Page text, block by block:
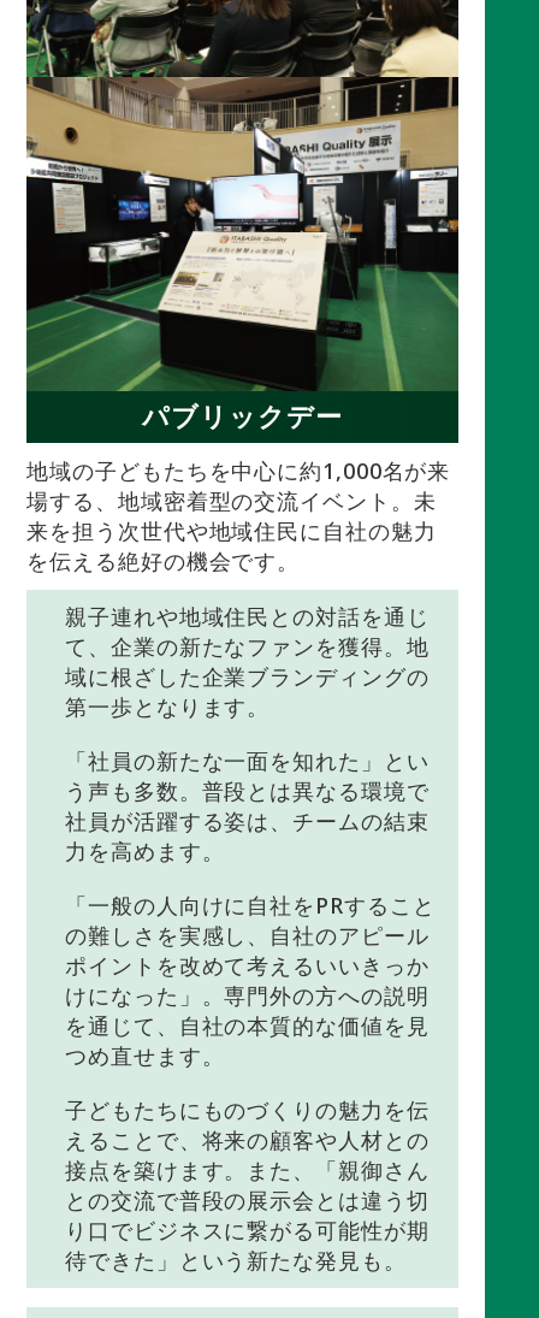
パブリックデー
地域の子どもたちを中心に約1,000名が来
場する、地域密着型の交流イベント。未
来を担う次世代や地域住民に自社の魅力
を伝える絶好の機会です。
親子連れや地域住民との対話を通じ
て、企業の新たなファンを獲得。地
域に根ざした企業ブランディングの
第一歩となります。
「社員の新たな一面を知れた」とい
う声も多数。普段とは異なる環境で
社員が活躍する姿は、チームの結束
力を高めます。
「一般の人向けに自社をPRすること
の難しさを実感し、自社のアピール
ポイントを改めて考えるいいきっか
けになった」。専門外の方への説明
を通じて、自社の本質的な価値を見
つめ直せます。
子どもたちにものづくりの魅力を伝
えることで、将来の顧客や人材との
接点を築けます。また、「親御さん
との交流で普段の展示会とは違う切
り口でビジネスに繋がる可能性が期
待できた」という新たな発見も。